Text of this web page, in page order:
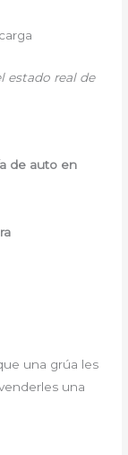
estado real de
de auto en
una grúa les
una